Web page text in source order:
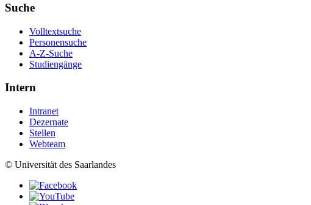
Suche
Volltextsuche
Personensuche
A-Z-Suche
Studiengänge
Intern
Intranet
Dezernate
Stellen
Webteam
© Universität des Saarlandes